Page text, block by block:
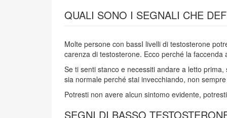
QUALI SONO I SEGNALI CHE
Molte persone con bassI livelli di testosterone
carenza di testosterone. Ecco perché la
Se ti senti stanco e necessiti andare a letto
sia normale perché stai invecchiando, non
Potresti non avere alcun sintomo evidente,
SEGNI DI BASSO